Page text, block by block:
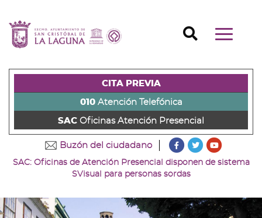
contenido
principal
página
s)
a
la
la
+
Ir
al
la
+
Ir
principal
u)
Mostrar/
Buscador
CITA PREVIA
010Atención Telefónica
SAC Oficinas Atención Presencial
Buzón del ciudadano
???
Ir
a
página
de
???
Ir
página
de
Ir
canal
de
SAC: Oficinas de Atención Presencial disponen de sistema
SVisual para personas sordas